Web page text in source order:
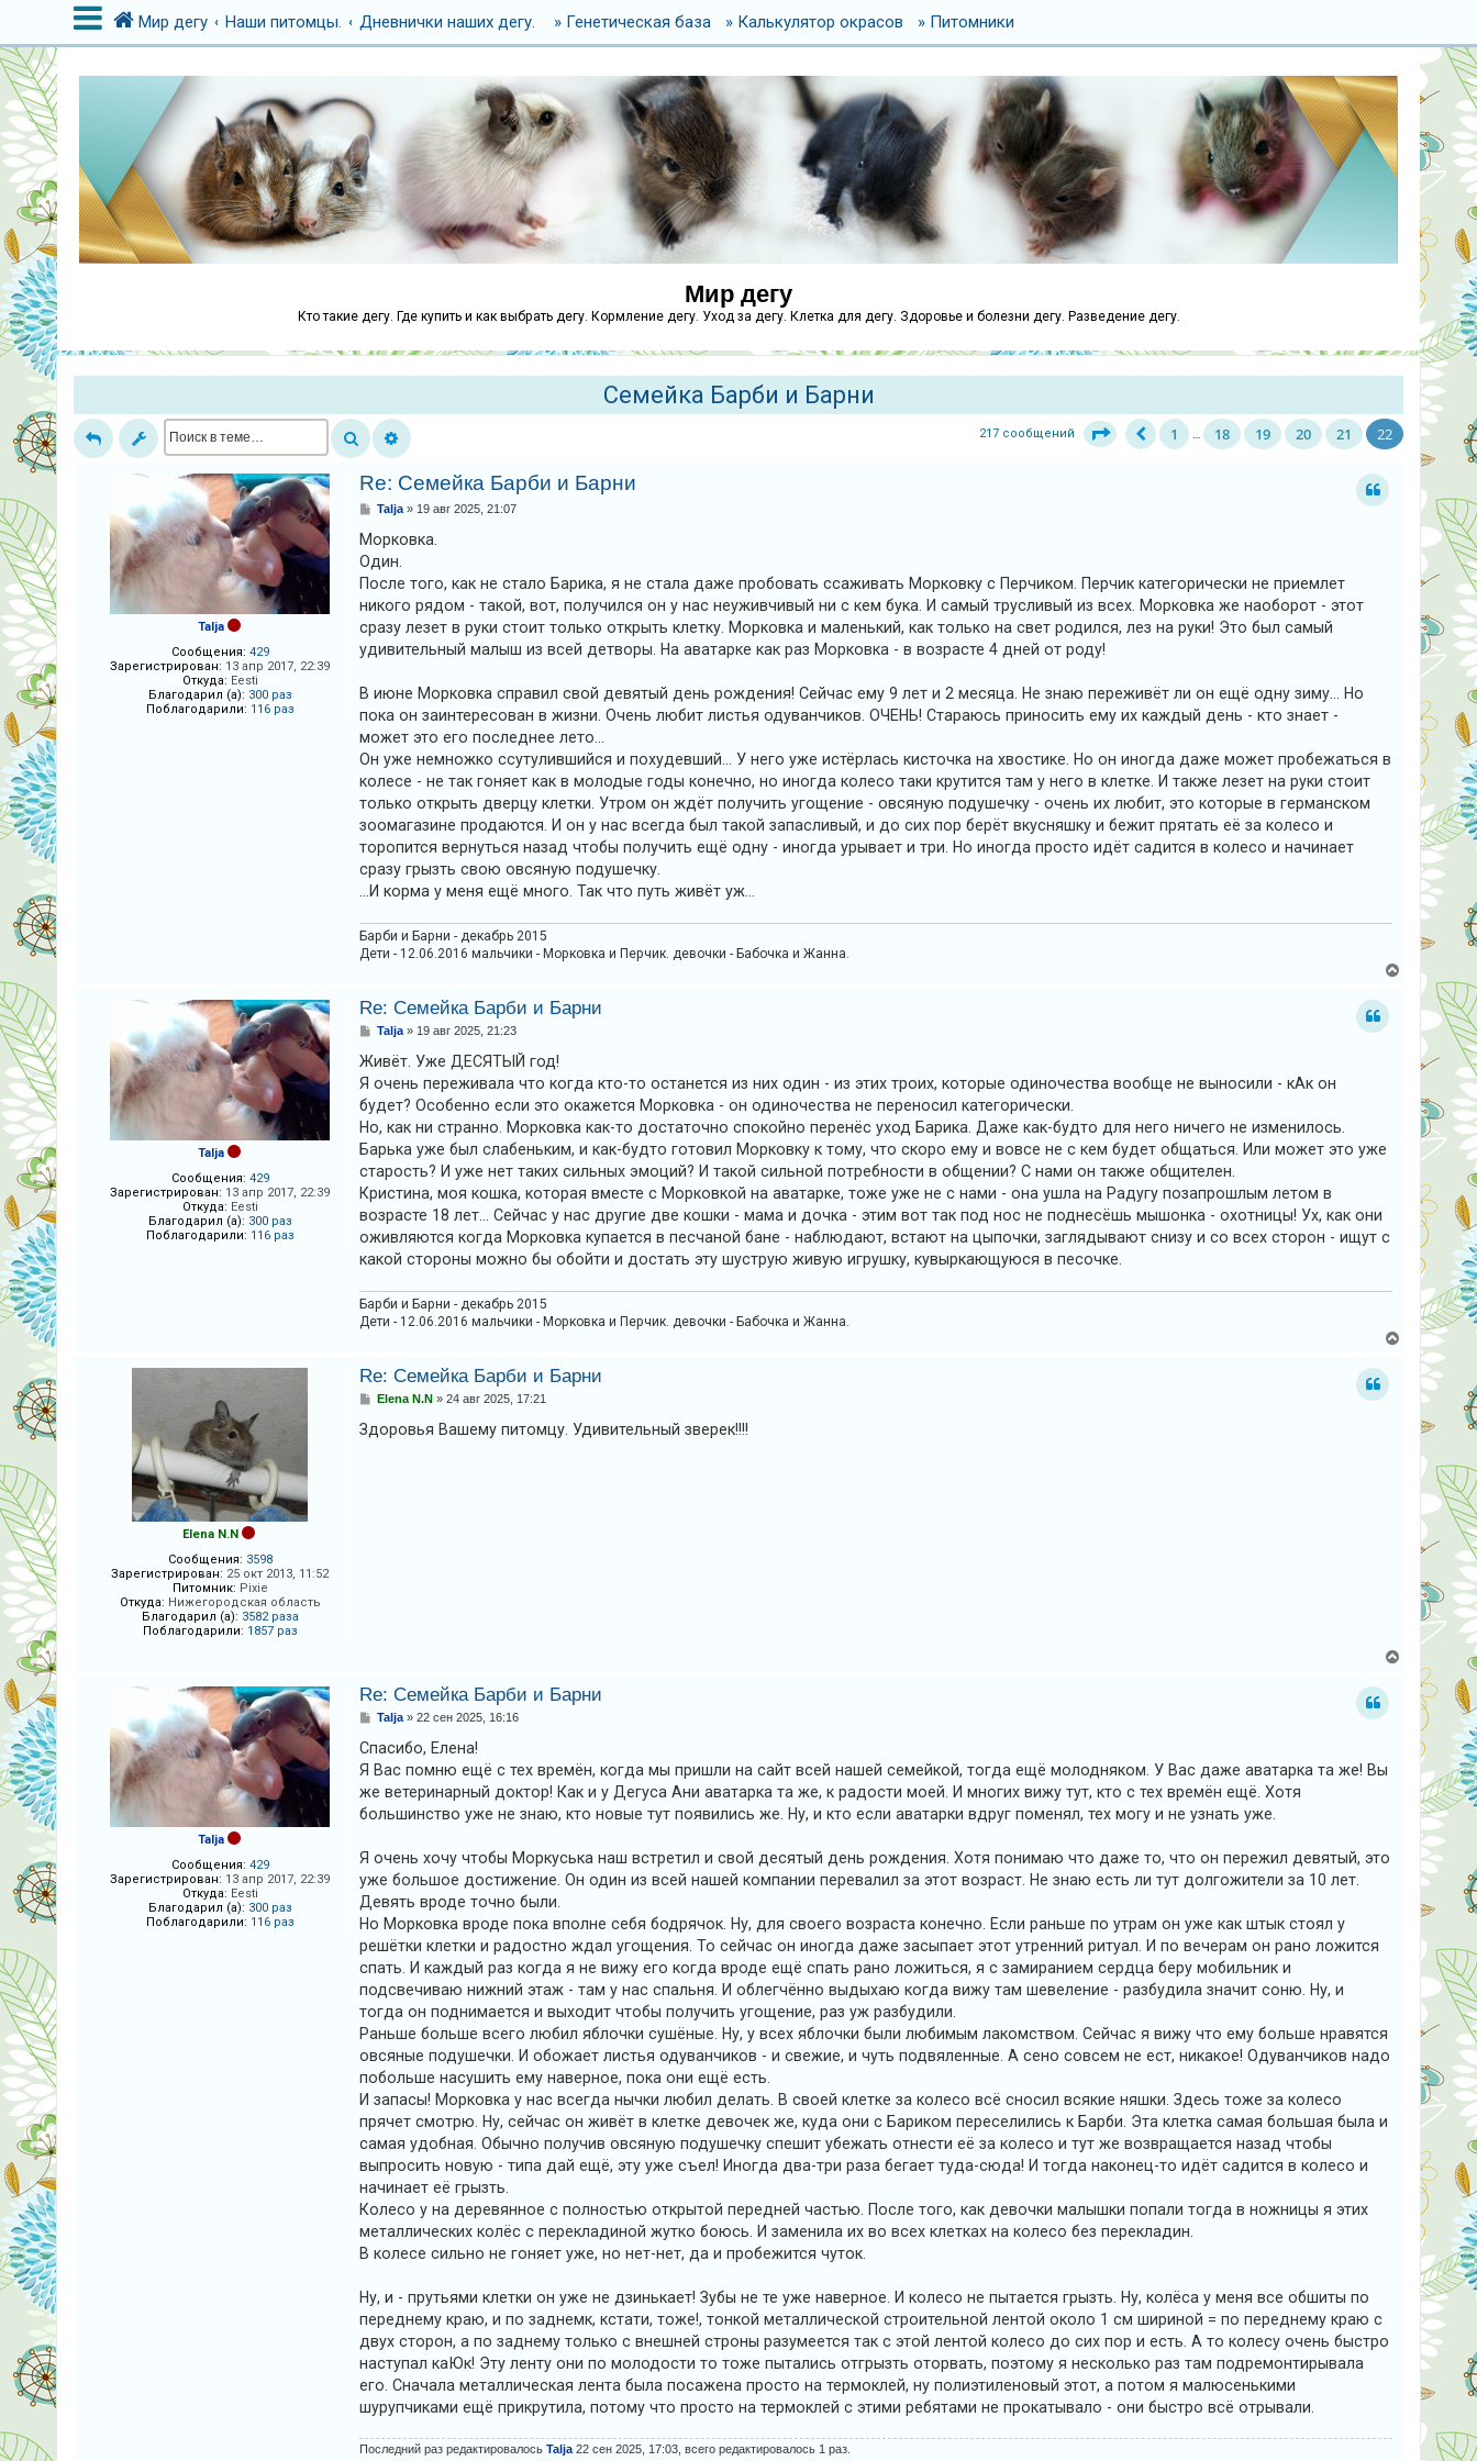
В
х
о
д
Р
е
г
и
с
р
а
ц
и
я
Т
е
м
ы
б
е
з
о
т
в
т
о
в
А
к
т
и
в
н
ы
е
т
е
м
ы
П
о
и
с
к
F
A
Q
Мир дегу Наши питомцы. Дневнички наших дегу. » Генетическая база » Калькулятор окрасов » Питомники
Мир дегу
Кто такие дегу. Где купить и как выбрать дегу. Кормление дегу. Уход за дегу. Клетка для дегу. Здоровье и болезни дегу. Разведение дегу.
Семейка Барби и Барни
217 сообщений 1 18 19 20 21 22
Talja
Сообщения: 429
Зарегистрирован: 13 апр 2017, 22:39
Откуда: Eesti
Благодарил (а): 300 раз
Поблагодарили: 116 раз
Re: Семейка Барби и Барни
С
о
щ
е
н
и
е
Talja» 19 авг 2025, 21:07
Морковка.
Один.
После того, как не стало Барика, я не стала даже пробовать ссаживать Морковку с Перчиком. Перчик категорически не приемлет
никого рядом - такой, вот, получился он у нас неуживчивый ни с кем бука. И самый трусливый из всех. Морковка же наоборот - этот
сразу лезет в руки стоит только открыть клетку. Морковка и маленький, как только на свет родился, лез на руки! Это был самый
удивительный малыш из всей детворы. На аватарке как раз Морковка - в возрасте 4 дней от роду!
В июне Морковка справил свой девятый день рождения! Сейчас ему 9 лет и 2 месяца. Не знаю переживёт ли он ещё одну зиму... Но
пока он заинтересован в жизни. Очень любит листья одуванчиков. ОЧЕНЬ! Стараюсь приносить ему их каждый день - кто знает -
может это его последнее лето...
Он уже немножко ссутулившийся и похудевший... У него уже истёрлась кисточка на хвостике. Но он иногда даже может пробежаться в
колесе - не так гоняет как в молодые годы конечно, но иногда колесо таки крутится там у него в клетке. И также лезет на руки стоит
только открыть дверцу клетки. Утром он ждёт получить угощение - овсяную подушечку - очень их любит, это которые в германском
зоомагазине продаются. И он у нас всегда был такой запасливый, и до сих пор берёт вкусняшку и бежит прятать её за колесо и
торопится вернуться назад чтобы получить ещё одну - иногда урывает и три. Но иногда просто идёт садится в колесо и начинает
сразу грызть свою овсяную подушечку.
...И корма у меня ещё много. Так что путь живёт уж...
Барби и Барни - декабрь 2015
Дети - 12.06.2016 мальчики - Морковка и Перчик. девочки - Бабочка и Жанна.
Talja
Сообщения: 429
Зарегистрирован: 13 апр 2017, 22:39
Откуда: Eesti
Благодарил (а): 300 раз
Поблагодарили: 116 раз
Re: Семейка Барби и Барни
С
о
щ
е
н
и
е
Talja» 19 авг 2025, 21:23
Живёт. Уже ДЕСЯТЫЙ год!
Я очень переживала что когда кто-то останется из них один - из этих троих, которые одиночества вообще не выносили - кАк он
будет? Особенно если это окажется Морковка - он одиночества не переносил категорически.
Но, как ни странно. Морковка как-то достаточно спокойно перенёс уход Барика. Даже как-будто для него ничего не изменилось.
Барька уже был слабеньким, и как-будто готовил Морковку к тому, что скоро ему и вовсе не с кем будет общаться. Или может это уже
старость? И уже нет таких сильных эмоций? И такой сильной потребности в общении? С нами он также общителен.
Кристина, моя кошка, которая вместе с Морковкой на аватарке, тоже уже не с нами - она ушла на Радугу позапрошлым летом в
возрасте 18 лет... Сейчас у нас другие две кошки - мама и дочка - этим вот так под нос не поднесёшь мышонка - охотницы! Ух, как они
оживляются когда Морковка купается в песчаной бане - наблюдают, встают на цыпочки, заглядывают снизу и со всех сторон - ищут с
какой стороны можно бы обойти и достать эту шуструю живую игрушку, кувыркающуюся в песочке.
Барби и Барни - декабрь 2015
Дети - 12.06.2016 мальчики - Морковка и Перчик. девочки - Бабочка и Жанна.
Elena N.N
Сообщения: 3598
Зарегистрирован: 25 окт 2013, 11:52
Питомник: Pixie
Откуда: Нижегородская область
Благодарил (а): 3582 раза
Поблагодарили: 1857 раз
Re: Семейка Барби и Барни
С
о
б
Elena N.N» 24 авг 2025, 17:21
Здоровья Вашему питомцу. Удивительный зверек!!!!
Talja
Сообщения: 429
Зарегистрирован: 13 апр 2017, 22:39
Откуда: Eesti
Благодарил (а): 300 раз
Поблагодарили: 116 раз
Re: Семейка Барби и Барни
С
о
щ
е
н
и
Talja» 22 сен 2025, 16:16
Спасибо, Елена!
Я Вас помню ещё с тех времён, когда мы пришли на сайт всей нашей семейкой, тогда ещё молодняком. У Вас даже аватарка та же! Вы
же ветеринарный доктор! Как и у Дегуса Ани аватарка та же, к радости моей. И многих вижу тут, кто с тех времён ещё. Хотя
большинство уже не знаю, кто новые тут появились же. Ну, и кто если аватарки вдруг поменял, тех могу и не узнать уже.
Я очень хочу чтобы Моркуська наш встретил и свой десятый день рождения. Хотя понимаю что даже то, что он пережил девятый, это
уже большое достижение. Он один из всей нашей компании перевалил за этот возраст. Не знаю есть ли тут долгожители за 10 лет.
Девять вроде точно были.
Но Морковка вроде пока вполне себя бодрячок. Ну, для своего возраста конечно. Если раньше по утрам он уже как штык стоял у
решётки клетки и радостно ждал угощения. То сейчас он иногда даже засыпает этот утренний ритуал. И по вечерам он рано ложится
спать. И каждый раз когда я не вижу его когда вроде ещё спать рано ложиться, я с замиранием сердца беру мобильник и
подсвечиваю нижний этаж - там у нас спальня. И облегчённо выдыхаю когда вижу там шевеление - разбудила значит соню. Ну, и
тогда он поднимается и выходит чтобы получить угощение, раз уж разбудили.
Раньше больше всего любил яблочки сушёные. Ну, у всех яблочки были любимым лакомством. Сейчас я вижу что ему больше нравятся
овсяные подушечки. И обожает листья одуванчиков - и свежие, и чуть подвяленные. А сено совсем не ест, никакое! Одуванчиков надо
побольше насушить ему наверное, пока они ещё есть.
И запасы! Морковка у нас всегда нычки любил делать. В своей клетке за колесо всё сносил всякие няшки. Здесь тоже за колесо
прячет смотрю. Ну, сейчас он живёт в клетке девочек же, куда они с Бариком переселились к Барби. Эта клетка самая большая была и
самая удобная. Обычно получив овсяную подушечку спешит убежать отнести её за колесо и тут же возвращается назад чтобы
выпросить новую - типа дай ещё, эту уже съел! Иногда два-три раза бегает туда-сюда! И тогда наконец-то идёт садится в колесо и
начинает её грызть.
Колесо у на деревянное с полностью открытой передней частью. После того, как девочки малышки попали тогда в ножницы я этих
металлических колёс с перекладиной жутко боюсь. И заменила их во всех клетках на колесо без перекладин.
В колесе сильно не гоняет уже, но нет-нет, да и пробежится чуток.
Ну, и - прутьями клетки он уже не дзинькает! Зубы не те уже наверное. И колесо не пытается грызть. Ну, колёса у меня все обшиты по
переднему краю, и по заднемк, кстати, тоже!, тонкой металлической строительной лентой около 1 см шириной = по переднему краю с
двух сторон, а по заднему только с внешней строны разумеется так с этой лентой колесо до сих пор и есть. А то колесу очень быстро
наступал каЮк! Эту ленту они по молодости то тоже пытались отгрызть оторвать, поэтому я несколько раз там подремонтирывала
его. Сначала металлическая лента была посажена просто на термоклей, ну полиэтиленовый этот, а потом я малюсенькими
шурупчиками ещё прикрутила, потому что просто на термоклей с этими ребятами не прокатывало - они быстро всё отрывали.
Последний раз редактировалосьTalja 22 сен 2025, 17:03, всего редактировалось 1 раз.